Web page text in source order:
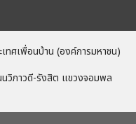
ทศเพื่อนบ้าน (องค์การมหาชน)
นวิภาวดี-รังสิต แขวงจอมพล